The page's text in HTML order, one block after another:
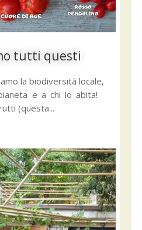
tutti questi
la biodiversità locale,
e a chi lo abita!
(questa...